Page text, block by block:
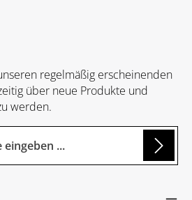
regelmäßig erscheinenden
über neue Produkte und
werden.
(*) markierten Felder sind